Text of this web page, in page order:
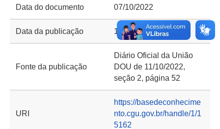
Data do documento 07/10/2022
Data da publicação 11/10/2022
Fonte da publicação
Diário Oficial da União
DOU de 11/10/2022,
seção 2, página 52
URI
https://basedeconhecime
nto.cgu.gov.br/handle/1/1
5162